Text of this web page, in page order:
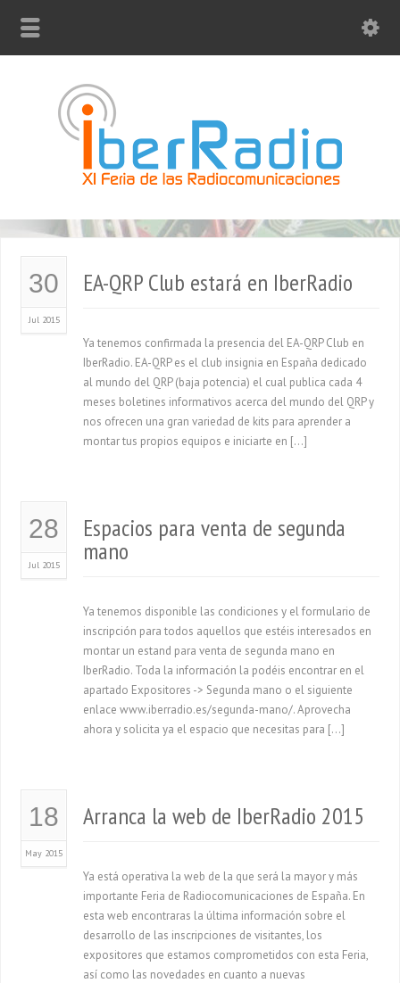
30
Jul 2015
EA-QRP Club estará en IberRadio
Ya tenemos confirmada la presencia del EA-QRP Club en
IberRadio. EA-QRP es el club insignia en España dedicado
al mundo del QRP (baja potencia) el cual publica cada 4
meses boletines informativos acerca del mundo del QRP y
nos ofrecen una gran variedad de kits para aprender a
montar tus propios equipos e iniciarte en […]
28
Jul 2015
Espacios para venta de segunda
mano
Ya tenemos disponible las condiciones y el formulario de
inscripción para todos aquellos que estéis interesados en
montar un estand para venta de segunda mano en
IberRadio. Toda la información la podéis encontrar en el
apartado Expositores -> Segunda mano o el siguiente
enlace www.iberradio.es/segunda-mano/. Aprovecha
ahora y solicita ya el espacio que necesitas para […]
18
May 2015
Arranca la web de IberRadio 2015
Ya está operativa la web de la que será la mayor y más
importante Feria de Radiocomunicaciones de España. En
esta web encontraras la última información sobre el
desarrollo de las inscripciones de visitantes, los
expositores que estamos comprometidos con esta Feria,
así como las novedades en cuanto a nuevas